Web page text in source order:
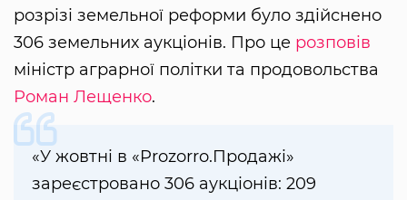
розрізі земельної реформи було здійснено
306 земельних аукціонів. Про це розповів
міністр аграрної політки та продовольства
Роман Лещенко.
«У жовтні в «Prozorro.Продажі»
зареєстровано 306 аукціонів: 209